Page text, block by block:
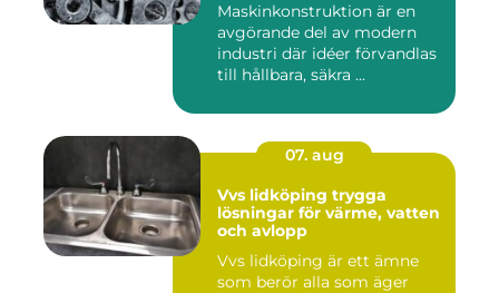
Maskinkonstruktion är en
avgörande del av modern
industri där idéer förvandlas
till hållbara, säkra ...
07. aug
Vvs lidköping trygga
lösningar för värme, vatten
och avlopp
Vvs lidköping är ett ämne
som berör alla som äger